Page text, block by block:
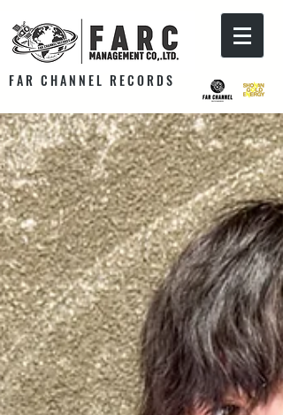
F A R C H A N N E L R E C O R D S